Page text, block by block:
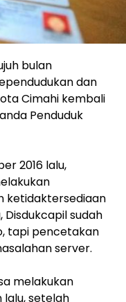
bulan
dan
Cimahi kembali
Penduduk
2016 lalu,
ketidaktersediaan
Disdukcapil sudah
tapi pencetakan
server.
melakukan
setelah